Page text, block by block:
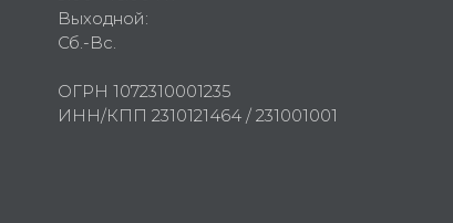
Выходной:
Сб.-Вс.
ОГРН 1072310001235
ИНН/КПП 2310121464 / 231001001